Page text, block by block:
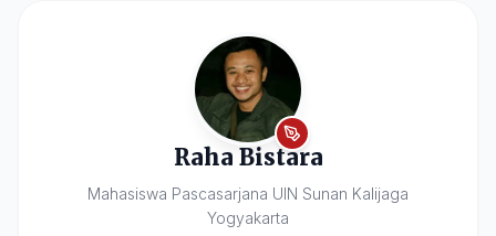
Raha Bistara
Mahasiswa Pascasarjana UIN Sunan Kalijaga
Yogyakarta